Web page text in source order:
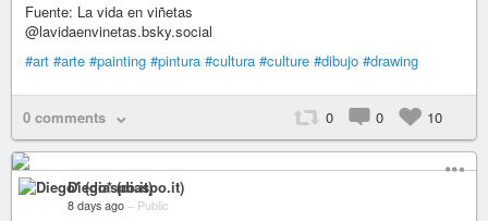
Fuente: La vida en viñetas
@lavidaenvinetas.bsky.social
#art #arte #painting #pintura #cultura #culture #dibujo #drawing
0 comments 0 0 10
Diego* (diaspo.it)
8 days ago – Public